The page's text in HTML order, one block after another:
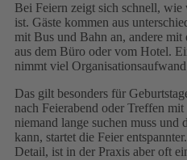
Bei Feiern zeigt sich schnell,
ist. Gäste kommen aus
mit Bus und Bahn an, andere
aus dem Büro oder vom Hotel.
nimmt viel
Das gilt besonders für
nach Feierabend oder Treffen
niemand lange suchen muss
kann, startet die Feier
Detail, ist in der Praxis aber oft